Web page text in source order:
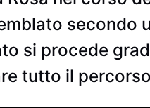
secondo
si procede
tutto il